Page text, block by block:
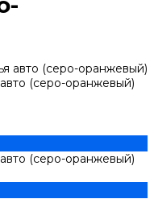
(серо-оранжевый)
(серо-оранжевый)